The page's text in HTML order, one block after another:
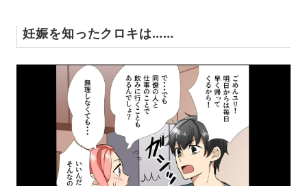
妊娠を知ったクロキは……